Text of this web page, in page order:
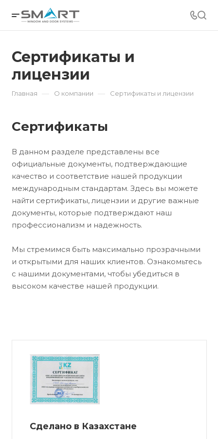
Сертификаты и
лицензии
Главная — О компании — Сертификаты и лицензии
Сертификаты
В данном разделе представлены все
официальные документы, подтверждающие
качество и соответствие нашей продукции
международным стандартам. Здесь вы можете
найти сертификаты, лицензии и другие важные
документы, которые подтверждают наш
профессионализм и надежность.
Мы стремимся быть максимально прозрачными
и открытыми для наших клиентов. Ознакомьтесь
с нашими документами, чтобы убедиться в
высоком качестве нашей продукции.
Сделано в Казахстане